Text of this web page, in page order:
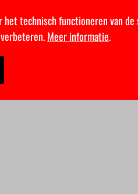
het technisch functioneren van
Meer informatie.